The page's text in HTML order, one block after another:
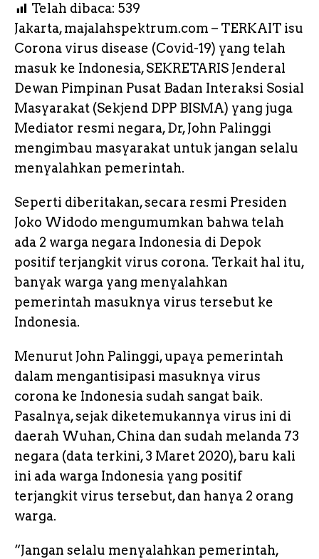
c
e
b
o
o
k
it
te
r
a
ts
A
p
p
n
e a
o
s
e
n
g
e
r
y
p
e
a
il
p
y
L
i
n
k
r
Telah dibaca: 539
Jakarta, majalahspektrum.com – TERKAIT isu
Corona virus disease (Covid-19) yang telah
masuk ke Indonesia, SEKRETARIS Jenderal
Dewan Pimpinan Pusat Badan Interaksi Sosial
Masyarakat (Sekjend DPP BISMA) yang juga
Mediator resmi negara, Dr, John Palinggi
mengimbau masyarakat untuk jangan selalu
menyalahkan pemerintah.
Seperti diberitakan, secara resmi Presiden
Joko Widodo mengumumkan bahwa telah
ada 2 warga negara Indonesia di Depok
positif terjangkit virus corona. Terkait hal itu,
banyak warga yang menyalahkan
pemerintah masuknya virus tersebut ke
Indonesia.
Menurut John Palinggi, upaya pemerintah
dalam mengantisipasi masuknya virus
corona ke Indonesia sudah sangat baik.
Pasalnya, sejak diketemukannya virus ini di
daerah Wuhan, China dan sudah melanda 73
negara (data terkini, 3 Maret 2020), baru kali
ini ada warga Indonesia yang positif
terjangkit virus tersebut, dan hanya 2 orang
warga.
“Jangan selalu menyalahkan pemerintah,